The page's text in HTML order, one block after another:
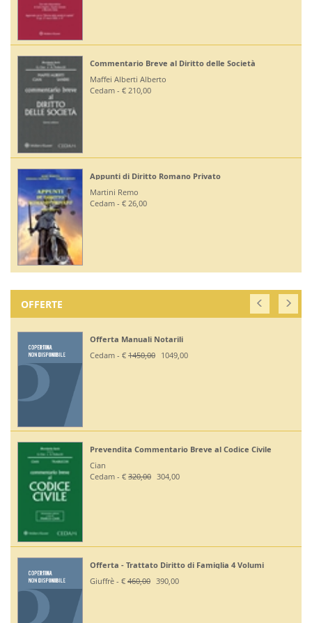
Commentario Breve al Diritto delle Società
Maffei Alberti Alberto
Cedam - € 210,00
Appunti di Diritto Romano Privato
Martini Remo
Cedam - € 26,00
OFFERTE
Offerta Manuali Notarili
Cedam - €1450,00 1049,00
Prevendita Commentario Breve al Codice Civile
Cian
Cedam - €320,00 304,00
Offerta - Trattato Diritto di Famiglia 4 Volumi
Giuffrè - €460,00 390,00